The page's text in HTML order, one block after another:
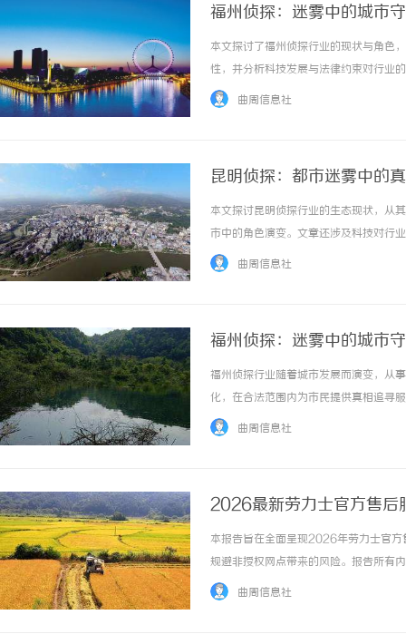
福州侦探：迷雾中的城市
本文探讨了福州侦探行业的现状与角色
性，并分析科技发展与法律约束对行业
曲周信息社
昆明侦探：都市迷雾中的
本文探讨昆明侦探行业的生态现状，从
市中的角色演变。文章还涉及科技对行
曲周信息社
福州侦探：迷雾中的城市
福州侦探行业随着城市发展而演变，从
化，在合法范围内为市民提供真相追寻
曲周信息社
2026最新劳力士官方售后
本报告旨在全面呈现2026年劳力士官
规避非授权网点带来的风险。报告所有
实用户评价交叉验证，确保信息的真实
曲周信息社
国际品牌的“中国主场”
境维权中的战略支点